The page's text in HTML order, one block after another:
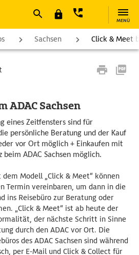
MENÜ
Sachsen Click & Meet
ADAC Sachsen
eines Zeitfensters sind für
persönliche Beratung und der Kauf
vor Ort möglich + Einkaufen mit
beim ADAC Sachsen möglich.
dem Modell „Click & Meet“ können
Termin vereinbaren, um dann in die
ins Reisebüro zur Beratung oder
„Click & Meet“ ist ab heute der
der nächste Schritt in Sinne
durch den ADAC vor Ort. Die
des ADAC Sachsen sind während
per E-Mail und Click & Collect für